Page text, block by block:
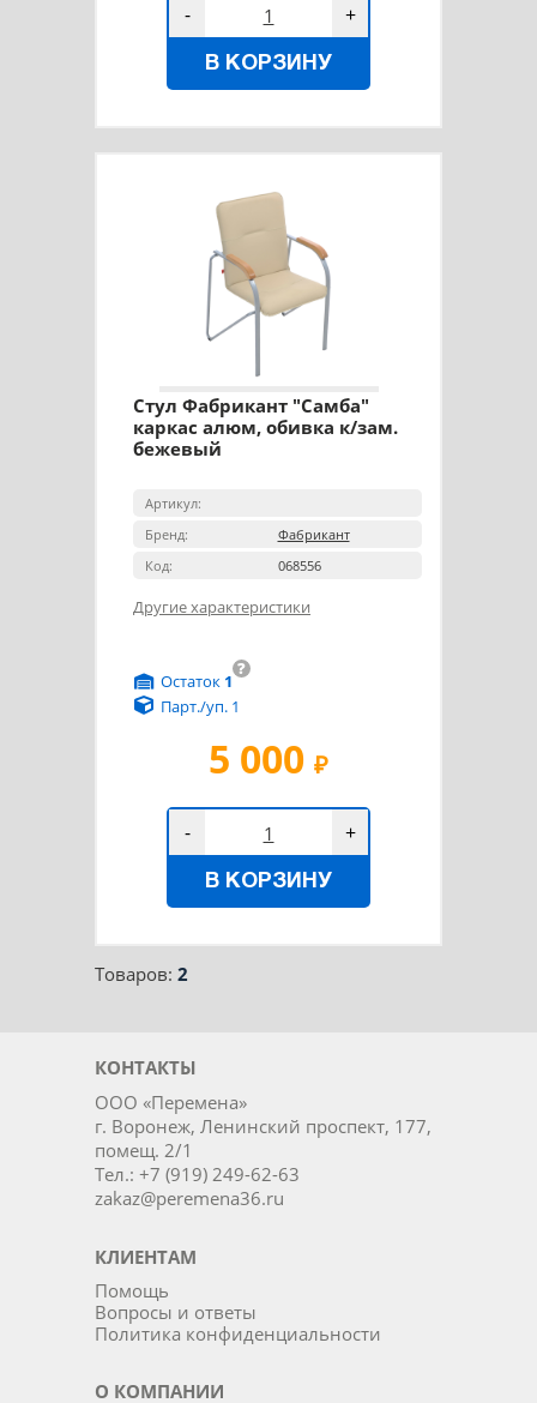
- +
В КОРЗИНУ
Стул Фабрикант "Самба"
каркас алюм, обивка к/зам.
бежевый
Артикул:
Бренд:
Фабрикант
Код:
068556
Другие характеристики
5 000 ₽
?
Остаток 1
Парт./уп. 1
- +
В КОРЗИНУ
Товаров: 2
КОНТАКТЫ
ООО «Перемена»
г. Воронеж, Ленинский проспект, 177,
помещ. 2/1
Тел.: +7 (919) 249-62-63
zakaz@peremena36.ru
КЛИЕНТАМ
Помощь
Вопросы и ответы
Политика конфиденциальности
О КОМПАНИИ